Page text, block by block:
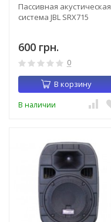
Пассивная акустическая
система JBL SRX715
600 грн.
0
В корзину
В наличии